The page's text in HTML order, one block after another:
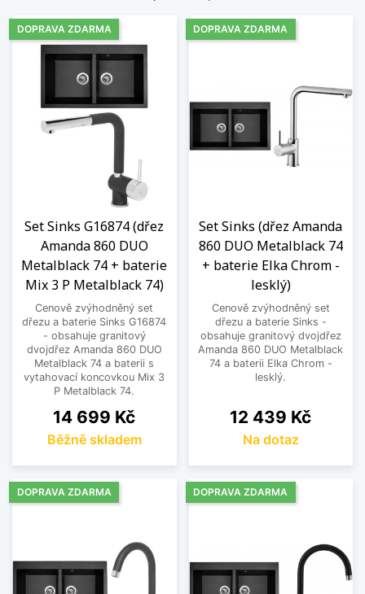
Set Sinks G16874 (dřez
Amanda 860 DUO
Metalblack 74 + baterie
Mix 3 P Metalblack 74)
Cenově zvýhodněný set
dřezu a baterie Sinks G16874
- obsahuje granitový
dvojdřez Amanda 860 DUO
Metalblack 74 a baterii s
vytahovací koncovkou Mix 3
P Metalblack 74.
Cena
14 699 Kč
Běžně skladem
DOPRAVA ZDARMA
Set Sinks (dřez Amanda
860 DUO Metalblack 74
+ baterie Elka Chrom -
lesklý)
Cenově zvýhodněný set
dřezu a baterie Sinks -
obsahuje granitový dvojdřez
Amanda 860 DUO Metalblack
74 a baterii Elka Chrom -
lesklý.
Cena
12 439 Kč
Na dotaz
DOPRAVA ZDARMA
DOPRAVA ZDARMA DOPRAVA ZDARMA